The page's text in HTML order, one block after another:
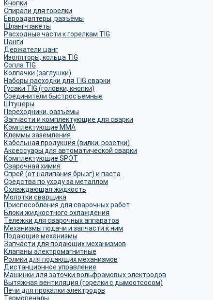
Кнопки
Спирали для горелки
Евроадаптеры, разъёмы
Шланг-пакеты
Расходные части к горелкам TIG
Цанги
Держатели цанг
Изоляторы, кольца TIG
Сопла TIG
Колпачки (заглушки)
Наборы расходки для TIG сварки
Гусаки TIG (головки, кнопки)
Соединители быстросъемные
Штуцеры
Переходники, разъёмы
Запчасти и комплектующие для сварки
Комплектующие ММА
Клеммы заземления
Кабельная продукция (вилки, розетки)
Аксессуары для автоматической сварки
Комплектующие SPOT
Сварочная химия
Спрей (от налипания брызг) и паста
Средства по уходу за металлом
Охлаждающая жидкость
Молотки сварщика
Приспособления для сварочных работ
Блоки жидкостного охлаждения
Тележки для сварочных аппаратов
Механизмы подачи и запчасти к ним
Подающие механизмы
Запчасти для подающих механизмов
Клапаны электромагнитные
Ролики для подающих механизмов
Дистанционное управление
Машинки для заточки вольфрамовых электродов
Вытяжная вентиляция (горелки с дымоотсосом)
Печи для прокалки электродов
Термопеналы